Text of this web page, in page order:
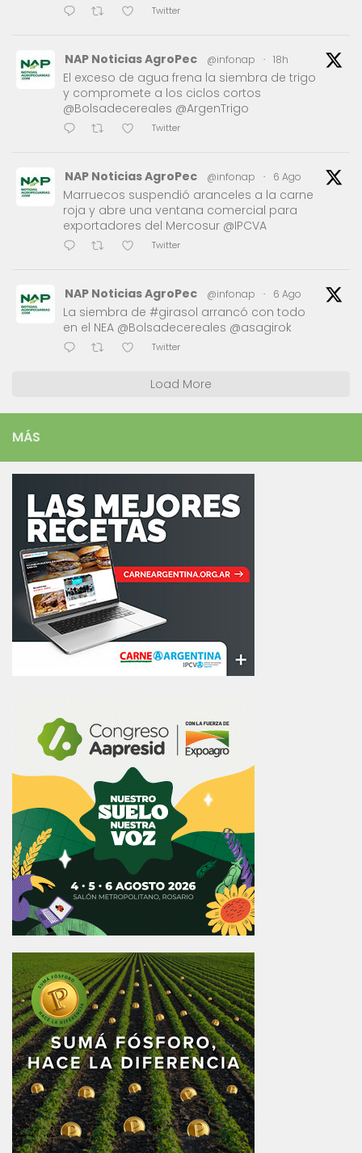
Twitter
NAP Noticias AgroPec @infonap · 18h
El exceso de agua frena la siembra de trigo
y compromete a los ciclos cortos
@Bolsadecereales @ArgenTrigo
Twitter
NAP Noticias AgroPec @infonap · 6 Ago
Marruecos suspendió aranceles a la carne
roja y abre una ventana comercial para
exportadores del Mercosur @IPCVA
Twitter
NAP Noticias AgroPec @infonap · 6 Ago
La siembra de #girasol arrancó con todo
en el NEA @Bolsadecereales @asagirok
Twitter
Load More
MÁS